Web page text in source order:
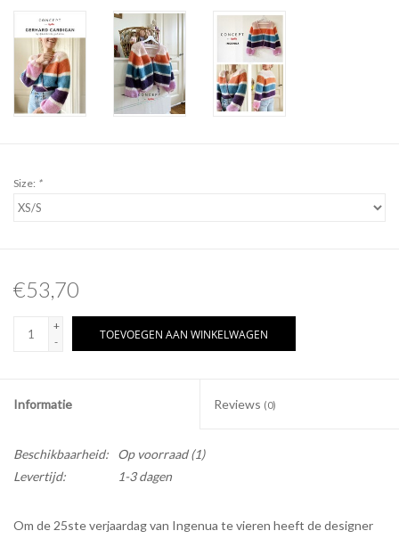
Size: *
€53,70
+
-
TOEVOEGEN AAN WINKELWAGEN
Informatie Reviews (0)
Beschikbaarheid: Op voorraad(1)
Levertijd:
1-3 dagen
Om de 25ste verjaardag van Ingenua te vieren heeft de designer